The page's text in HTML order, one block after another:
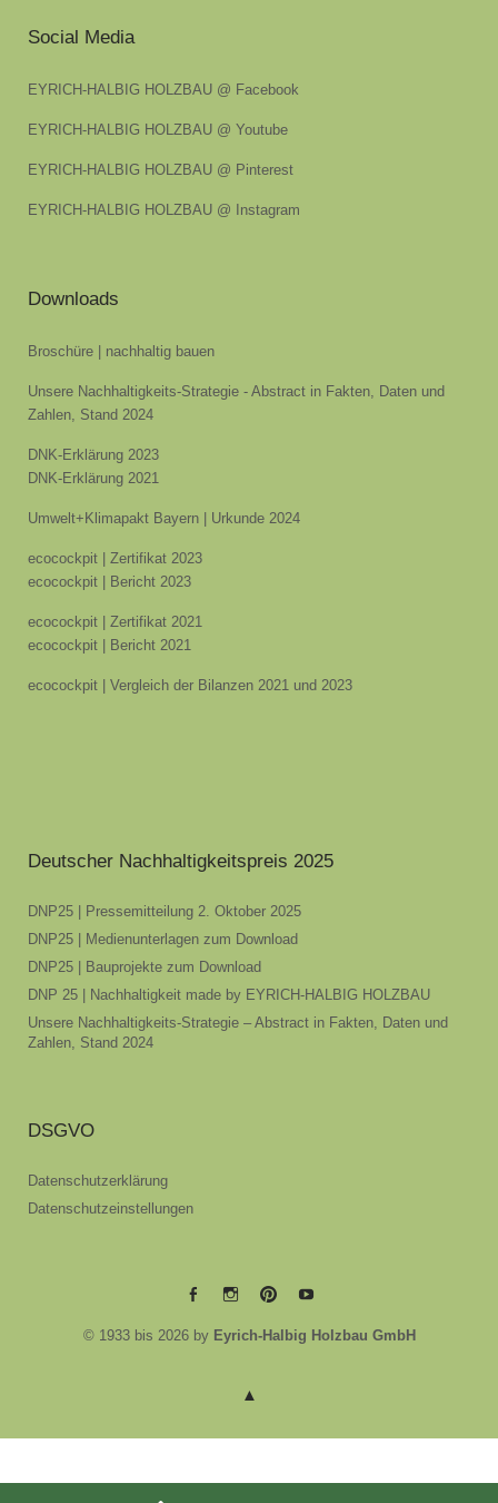
Social Media
EYRICH-HALBIG HOLZBAU @ Facebook
EYRICH-HALBIG HOLZBAU @ Youtube
EYRICH-HALBIG HOLZBAU @ Pinterest
EYRICH-HALBIG HOLZBAU @ Instagram
Downloads
Broschüre | nachhaltig bauen
Unsere Nachhaltigkeits-Strategie - Abstract in Fakten, Daten und
Zahlen, Stand 2024
DNK-Erklärung 2023
DNK-Erklärung 2021
Umwelt+Klimapakt Bayern | Urkunde 2024
ecocockpit | Zertifikat 2023
ecocockpit | Bericht 2023
ecocockpit | Zertifikat 2021
ecocockpit | Bericht 2021
ecocockpit | Vergleich der Bilanzen 2021 und 2023
Deutscher Nachhaltigkeitspreis 2025
DNP25 | Pressemitteilung 2. Oktober 2025
DNP25 | Medienunterlagen zum Download
DNP25 | Bauprojekte zum Download
DNP 25 | Nachhaltigkeit made by EYRICH-HALBIG HOLZBAU
Unsere Nachhaltigkeits-Strategie – Abstract in Fakten, Daten und
Zahlen, Stand 2024
DSGVO
Datenschutzerklärung
Datenschutzeinstellungen
EYRICH-EYRICH-EYRICH-EYRICH-
© 1933 bis 2026 by Eyrich-Halbig Holzbau GmbH